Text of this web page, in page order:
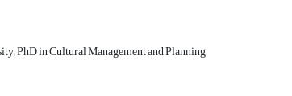
PhD in Cultural Management and Planning